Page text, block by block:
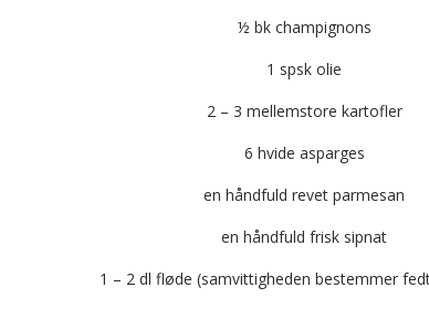
½ bk champignons
1 spsk olie
2 – 3 mellemstore kartofler
6 hvide asparges
en håndfuld revet parmesan
en håndfuld frisk sipnat
1 – 2 dl fløde (samvittigheden bestemmer